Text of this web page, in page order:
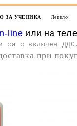
ЗА УЧЕНИКА Лепило
line или на
са с включен ДДС.
при